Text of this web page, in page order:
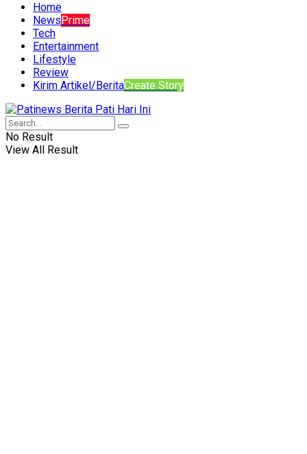
Home
NewsPrime
Tech
Entertainment
Lifestyle
Review
Kirim Artikel/BeritaCreate Story
No Result
View All Result